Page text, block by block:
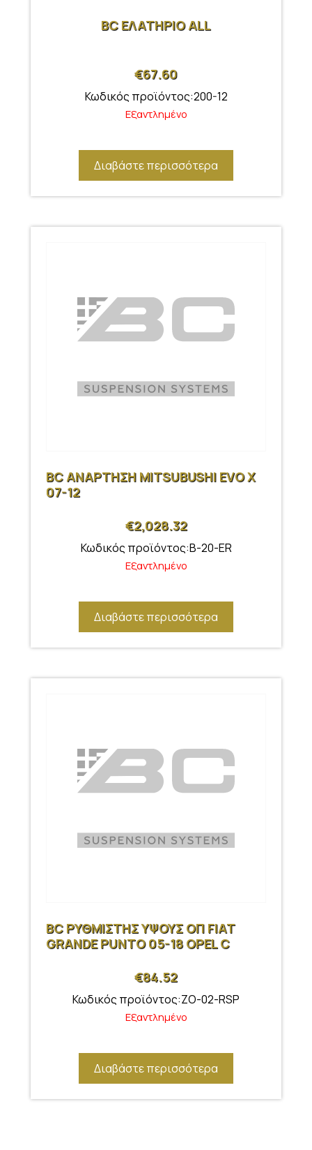
BC ΕΛΑΤΗΡΙΟ ALL
€67.60
Κωδικός προϊόντος:200-12
Εξαντλημένο
Διαβάστε περισσότερα
BC ΑΝΑΡΤΗΣΗ MITSUBUSHI EVO X
07-12
€2,028.32
Κωδικός προϊόντος:B-20-ER
Εξαντλημένο
Διαβάστε περισσότερα
BC ΡΥΘΜΙΣΤΗΣ ΥΨΟΥΣ ΟΠ FIAT
GRANDE PUNTO 05-18 OPEL C
€84.52
Κωδικός προϊόντος:ZO-02-RSP
Εξαντλημένο
Διαβάστε περισσότερα